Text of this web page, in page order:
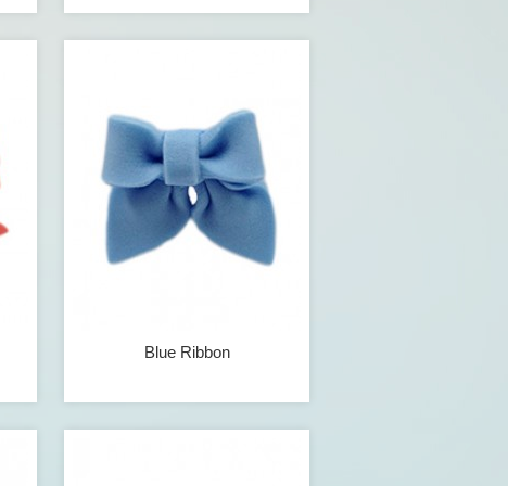
Blue Ribbon